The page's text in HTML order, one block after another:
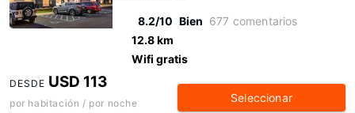
8.2/10 Bien 677 comentarios
12.8 km
Wifi gratis
DESDE USD 113
por habitación / por noche Seleccionar